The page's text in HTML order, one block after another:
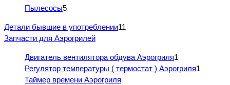
Пылесосы5
Детали бывшие в употреблении11
Запчасти для Аэрогрилей
Двигатель вентилятора обдува Аэрогриля1
Регулятор температуры ( термостат ) Аэрогриля1
Таймер времени Аэрогриля